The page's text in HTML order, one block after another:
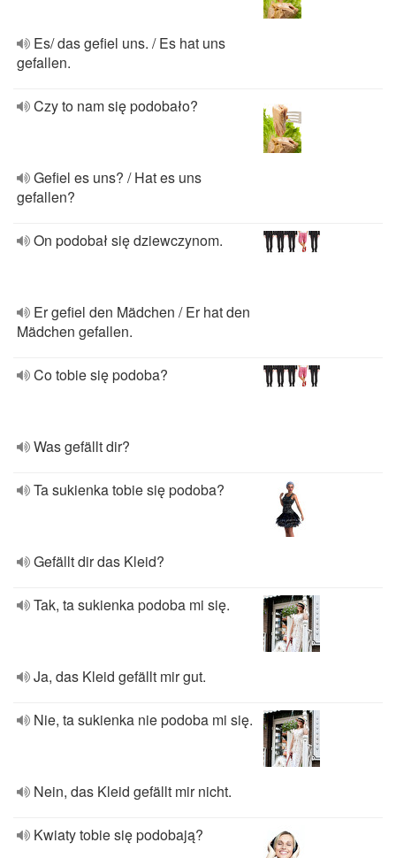
Es/ das gefiel uns. / Es hat uns
gefallen.
Czy to nam się podobało?
Gefiel es uns? / Hat es uns
gefallen?
On podobał się dziewczynom.
Er gefiel den Mädchen / Er hat den
Mädchen gefallen.
Co tobie się podoba?
Was gefällt dir?
Ta sukienka tobie się podoba?
Gefällt dir das Kleid?
Tak, ta sukienka podoba mi się.
Ja, das Kleid gefällt mir gut.
Nie, ta sukienka nie podoba mi się.
Nein, das Kleid gefällt mir nicht.
Kwiaty tobie się podobają?